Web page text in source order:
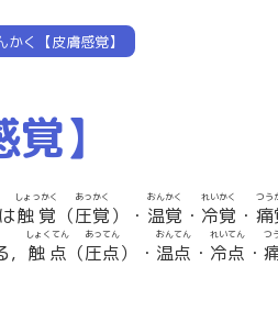
かく【皮膚感覚】
】
触覚
しょっかく
（圧覚
あっかく
）・ 温覚
おんかく
・ 冷覚
れいかく
・ 痛
つう
触点
しょくてん
（圧点
あってん
）・ 温点
おんてん
・ 冷点
れいてん
・
つ